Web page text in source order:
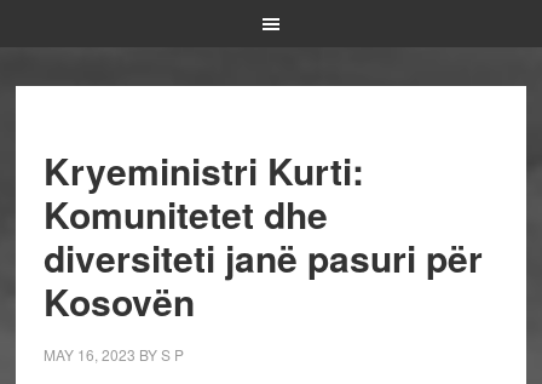
Kryeministri Kurti:
Komunitetet dhe
diversiteti janë pasuri për
Kosovën
MAY 16, 2023 BYS P